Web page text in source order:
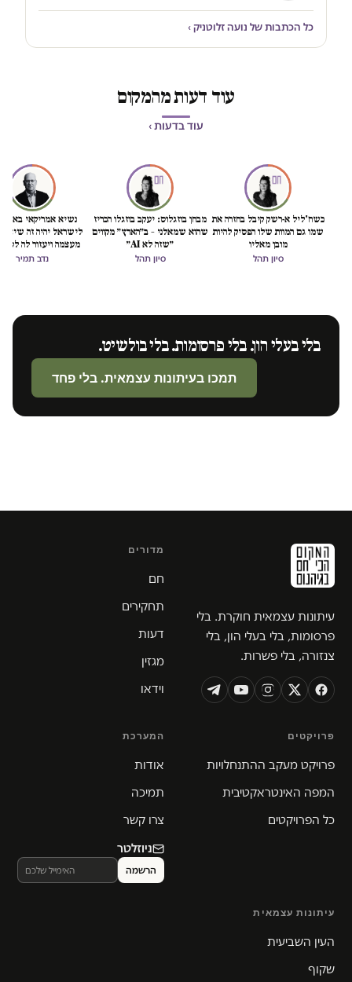
כל הכתבות של נועה זלוטניק ›
עוד דעות מהמקום
עוד בדעות ›
כשח'ליל א-רשק קיבל בחזרה את
שמו גם המוות שלו הפסיק להיות
מובן מאליו
סיון תהל
מבחן בוזגלוס: יעקב בוזגלו הכריז
שהוא שמאלני – ב״הארץ״ מקווים
״שזה לא AI״
סיון תהל
נשיא אמריקאי באמת
לישראל יהיה זה
מעצמה ויעזור לה
הכיבוש
נדב תמיר
בלי בעלי הון. בלי פרסומות. בלי בולשיט.
תמכו בעיתונות עצמאית. בלי פחד
עיתונות עצמאית חוקרת. בלי
פרסומות, בלי בעלי הון, בלי
צנזורה, בלי פשרות.
מדורים
חם
תחקירים
דעות
מגזין
וידאו
פרויקטים
פרויקט מעקב ההתנחלויות
המפה האינטראקטיבית
כל הפרויקטים
המערכת
אודות
תמיכה
צרו קשר
ניוזלטר
עיתונות עצמאית
העין השביעית
שקוף